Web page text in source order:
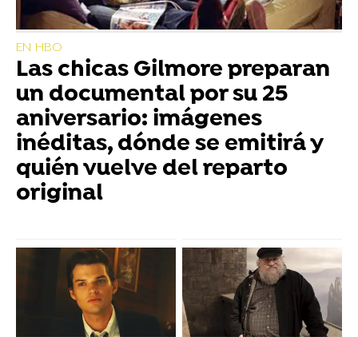
EN HBO
Las chicas Gilmore preparan
un documental por su 25
aniversario: imágenes
inéditas, dónde se emitirá y
quién vuelve del reparto
original